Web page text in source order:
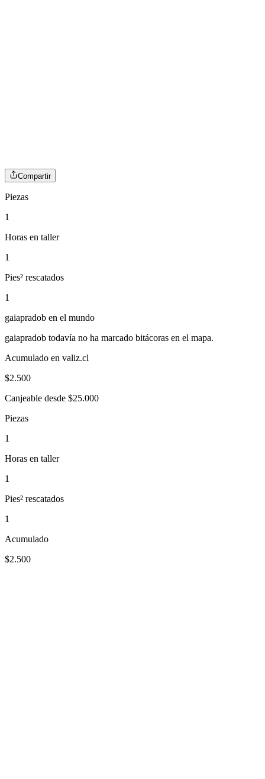
Compartir
Piezas
1
Horas en taller
1
Pies² rescatados
1
gaiapradob en el mundo
gaiapradob todavía no ha marcado bitácoras en el mapa.
Acumulado en valiz.cl
$2.500
Canjeable desde $25.000
Piezas
1
Horas en taller
1
Pies² rescatados
1
Acumulado
$2.500